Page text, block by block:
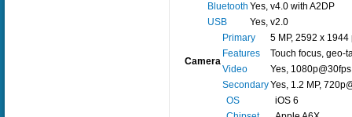
Bluetooth Yes, v4.0 with A2DP
USB
Yes, v2.0
Camera
Primary
5 MP, 2592 x
Features
Touch focus, geo-
Video
Yes,
SecondaryYes, 1.2 MP,
OS
iOS 6